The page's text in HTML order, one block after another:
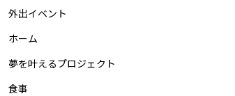
外出イベント
ホーム
夢を叶えるプロジェクト
食事